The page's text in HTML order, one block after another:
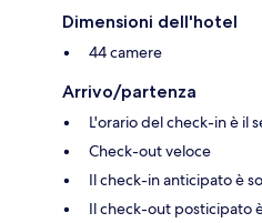
Dimensioni dell'hotel
44 camere
Arrivo/partenza
L'orario del check-in è il
Check-out veloce
Il check-in anticipato è
Il check-out posticipato